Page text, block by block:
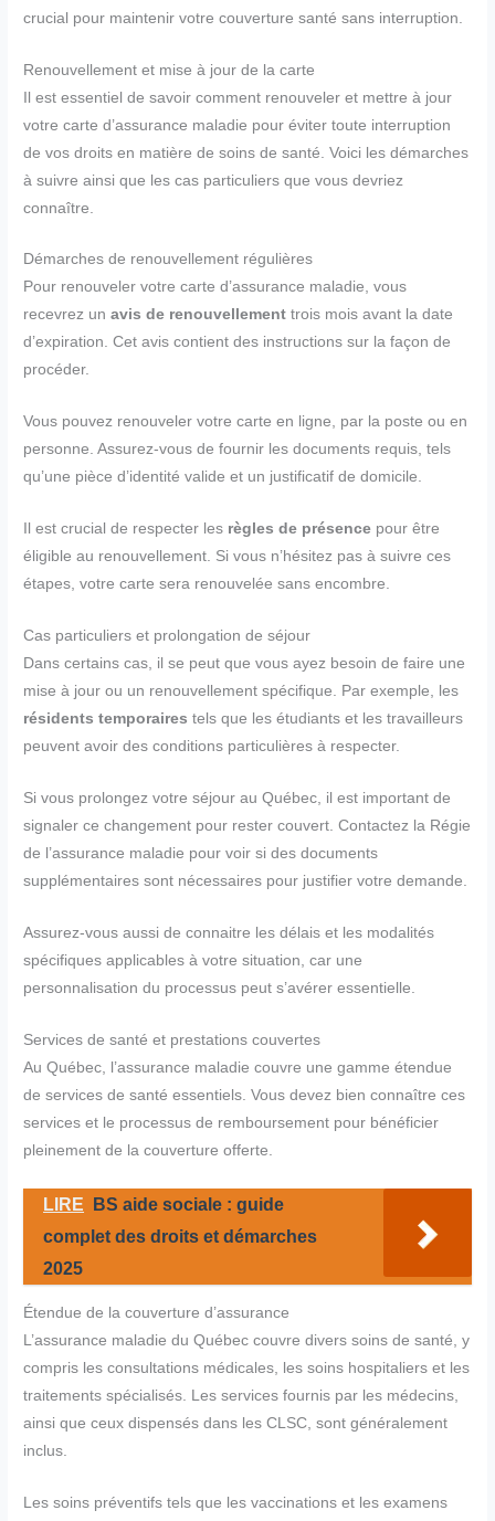
crucial pour maintenir votre couverture santé sans interruption.
Renouvellement et mise à jour de la carte
Il est essentiel de savoir comment renouveler et mettre à jour
votre carte d’assurance maladie pour éviter toute interruption
de vos droits en matière de soins de santé. Voici les démarches
à suivre ainsi que les cas particuliers que vous devriez
connaître.
Démarches de renouvellement régulières
Pour renouveler votre carte d’assurance maladie, vous
recevrez unavis de renouvellement trois mois avant la date
d’expiration. Cet avis contient des instructions sur la façon de
procéder.
Vous pouvez renouveler votre carte en ligne, par la poste ou en
personne. Assurez-vous de fournir les documents requis, tels
qu’une pièce d’identité valide et un justificatif de domicile.
Il est crucial de respecter les règles de présence pour être
éligible au renouvellement. Si vous n’hésitez pas à suivre ces
étapes, votre carte sera renouvelée sans encombre.
Cas particuliers et prolongation de séjour
Dans certains cas, il se peut que vous ayez besoin de faire une
mise à jour ou un renouvellement spécifique. Par exemple, les
résidents temporaires tels que les étudiants et les travailleurs
peuvent avoir des conditions particulières à respecter.
Si vous prolongez votre séjour au Québec, il est important de
signaler ce changement pour rester couvert. Contactez la Régie
de l’assurance maladie pour voir si des documents
supplémentaires sont nécessaires pour justifier votre demande.
Assurez-vous aussi de connaitre les délais et les modalités
spécifiques applicables à votre situation, car une
personnalisation du processus peut s’avérer essentielle.
Services de santé et prestations couvertes
Au Québec, l’assurance maladie couvre une gamme étendue
de services de santé essentiels. Vous devez bien connaître ces
services et le processus de remboursement pour bénéficier
pleinement de la couverture offerte.
LIRE
BS aide sociale : guide
complet des droits et démarches
2025
Étendue de la couverture d’assurance
L’assurance maladie du Québec couvre divers soins de santé, y
compris les consultations médicales, les soins hospitaliers et les
traitements spécialisés. Les services fournis par les médecins,
ainsi que ceux dispensés dans les CLSC, sont généralement
inclus.
Les soins préventifs tels que les vaccinations et les examens